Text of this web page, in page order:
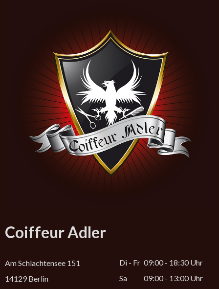
Coiffeur Adler
Am Schlachtensee 151
14129 Berlin
Di - Fr 09:00 - 18:30 Uhr
Sa
09:00 - 13:00 Uhr